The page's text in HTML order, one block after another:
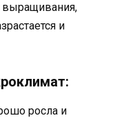
выращивания,
и
росла и